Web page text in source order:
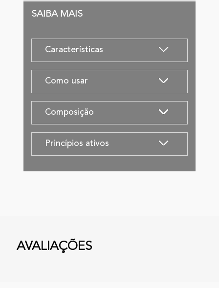
SAIBA MAIS
Características
Como usar
Composição
Princípios ativos
AVALIAÇÕES